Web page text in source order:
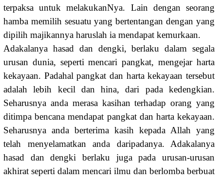
terpaksa untuk melakukanNya. Lain dengan seorang
hamba memilih sesuatu yang bertentangan dengan yang
dipilih majikannya haruslah ia mendapat kemurkaan.
Adakalanya hasad dan dengki, berlaku dalam segala
urusan dunia, seperti mencari pangkat, mengejar harta
kekayaan. Padahal pangkat dan harta kekayaan tersebut
adalah lebih kecil dan hina, dari pada kedengkian.
Seharusnya anda merasa kasihan terhadap orang yang
ditimpa bencana menda­pat pangkat dan harta kekayaan.
Seharusnya anda berterima kasih kepada Allah yang
telah menyelamatkan anda daripadanya. Adakalanya
hasad dan dengki berlaku juga pada urusan-urusan
akhirat seperti dalam mencari ilmu dan berlomba berbuat